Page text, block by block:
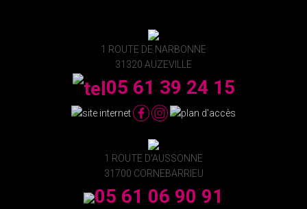
1 ROUTE DE NARBONNE
31320 AUZEVILLE
05 61 39 24 15
1 ROUTE D'AUSSONNE
31700 CORNEBARRIEU
05 61 06 90 91